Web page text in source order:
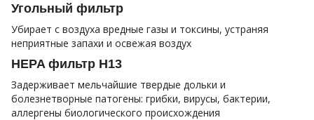
Угольный фильтр
Убирает с воздуха вредные газы и токсины, устраняя
неприятные запахи и освежая воздух
HEPA фильтр H13
Задерживает мельчайшие твердые дольки и
болезнетворные патогены: грибки, вирусы, бактерии,
аллергены биологического происхождения